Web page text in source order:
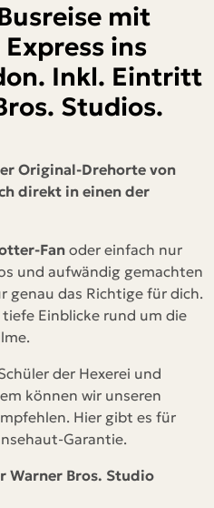
mit
ins
Inkl. Eintritt
Studios.
Original-Drehorte von
direkt in einen der
Fan oder einfach nur
und aufwändig gemachten
genau das Richtige für dich.
Einblicke rund um die
der Hexerei und
können wir unseren
Hier gibt es für
Garantie.
Warner Bros. Studio